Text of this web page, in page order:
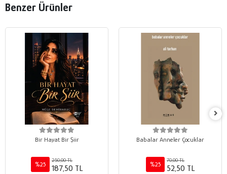
Benzer Ürünler
Bir Hayat Bir Şiir
%25
250,00 TL
187,50 TL
Babalar Anneler Çocuklar
%25
70,00 TL
52,50 TL